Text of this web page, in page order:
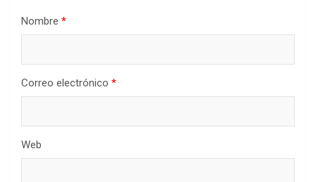
Nombre *
Correo electrónico *
Web